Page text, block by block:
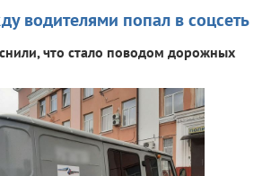
водителями попал в соцсеть
что стало поводом дорожных